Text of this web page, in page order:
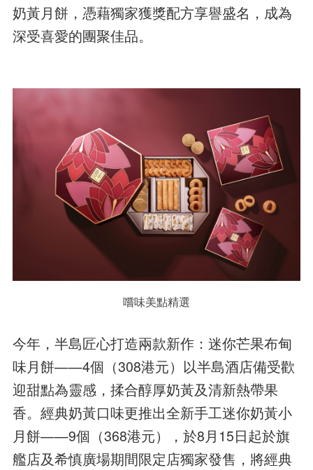
奶黃月餅，憑藉獨家獲獎配方享譽盛名，成為
深受喜愛的團聚佳品。
嚐味美點精選
今年，半島匠心打造兩款新作：迷你芒果布甸
味月餅——4個（308港元）以半島酒店備受歡
迎甜點為靈感，揉合醇厚奶黃及清新熱帶果
香。經典奶黃口味更推出全新手工迷你奶黃小
月餅——9個（368港元），於8月15日起於旗
艦店及希慎廣場期間限定店獨家發售，將經典